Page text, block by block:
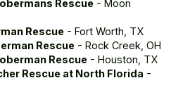
Rescue - Moon
Rescue - Fort Worth, TX
Rescue - Rock Creek, OH
Rescue - Houston, TX
Rescue at North Florida -